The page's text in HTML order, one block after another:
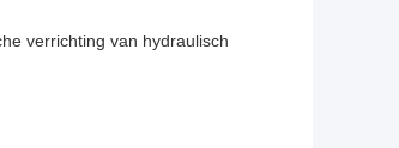
verrichting van hydraulisch